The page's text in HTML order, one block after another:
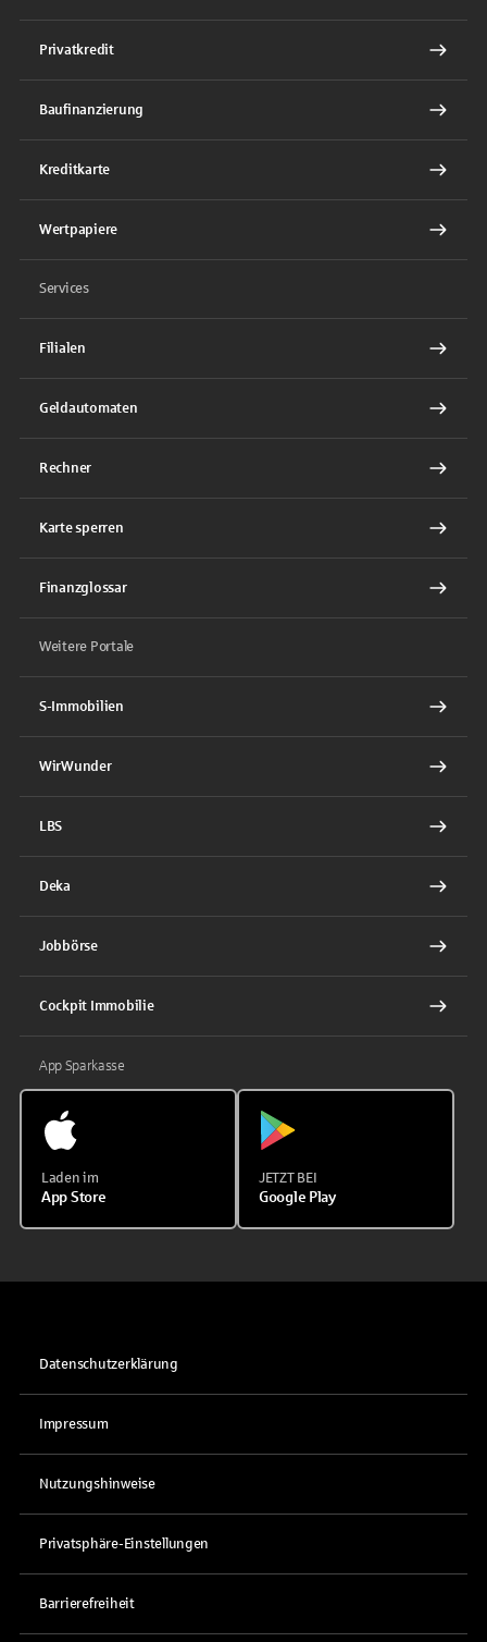
Privatkredit
Baufinanzierung
Kreditkarte
Wertpapiere
Services
Filialen
Geldautomaten
Rechner
Karte sperren
Finanzglossar
Weitere Portale
S-Immobilien
WirWunder
LBS
Deka
Jobbörse
Cockpit Immobilie
App Sparkasse
Laden im
App Store
JETZT BEI
Google Play
Datenschutzerklärung
Impressum
Nutzungshinweise
Privatsphäre-Einstellungen
Barrierefreiheit